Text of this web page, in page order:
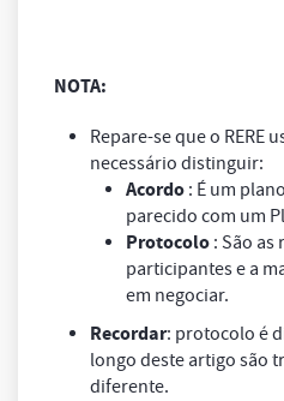
NOTA:
Repare-se que o RERE
necessário distinguir:
Acordo : É um
parecido com um
Protocolo : São as
participantes e a
em negociar.
Recordar: protocolo é
longo deste artigo são
diferente.